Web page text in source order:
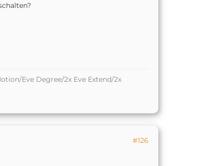
Eve Degree/2x Eve Extend/2x
#126